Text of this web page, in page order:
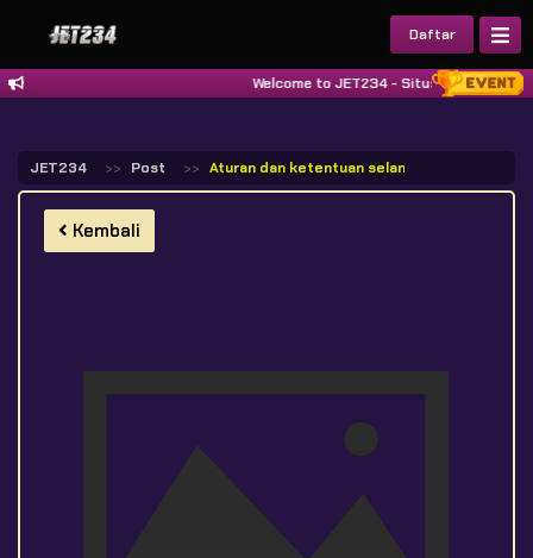
Daftar
Welcome to JET234 - Situs MPO Slot,
JET234 Post Aturan dan ketentuan selama masa ppkm
Kembali